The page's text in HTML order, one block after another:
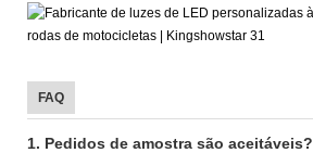
FAQ
1. Pedidos de amostra são aceitáveis?